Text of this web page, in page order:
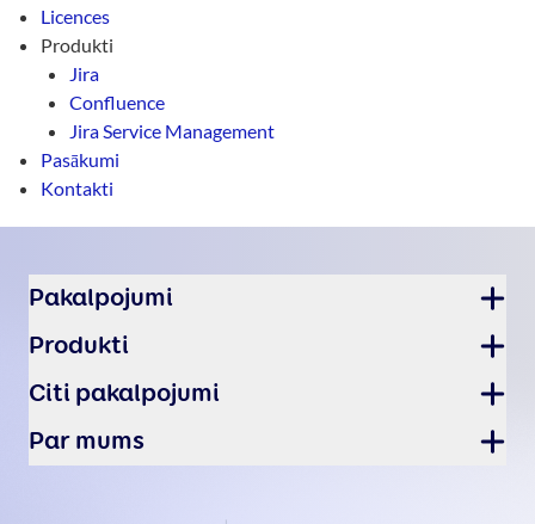
Licences
Produkti
Jira
Confluence
Jira Service Management
Pasākumi
Kontakti
Pakalpojumi
Produkti
Citi pakalpojumi
Par mums